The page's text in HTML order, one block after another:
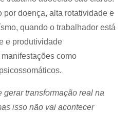
por doença, alta rotatividade e
quando o trabalhador está
e produtividade
como
gerar transformação real na
isso não vai acontecer